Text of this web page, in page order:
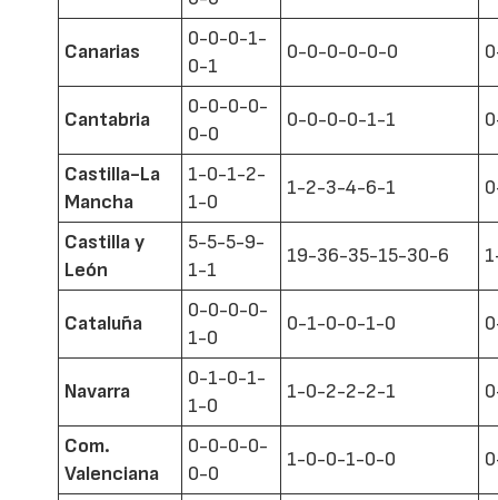
Canarias
0-0-0-1-
0-1
0-0-0-0-0-0
Cantabria
0-0-0-0-
0-0
0-0-0-0-1-1
Castilla-La
Mancha
1-0-1-2-
1-0
1-2-3-4-6-1
Castilla y
León
5-5-5-9-
1-1
19-36-35-15-30-6
Cataluña
0-0-0-0-
1-0
0-1-0-0-1-0
Navarra
0-1-0-1-
1-0
1-0-2-2-2-1
Com.
Valenciana
0-0-0-0-
0-0
1-0-0-1-0-0